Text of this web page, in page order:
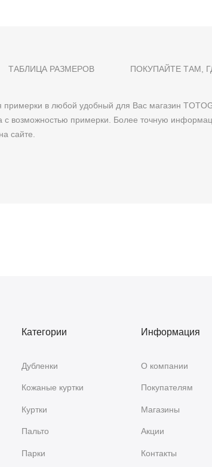
в любой удобный для Вас магазин
с возможностью примерки. Более точную
сайте.
ТАБЛИЦА РАЗМЕРОВ ПОКУПАЙТЕ ТАМ,
Категории
Дубленки
Кожаные куртки
Куртки
Пальто
Парки
Информация
О компании
Покупателям
Магазины
Акции
Контакты